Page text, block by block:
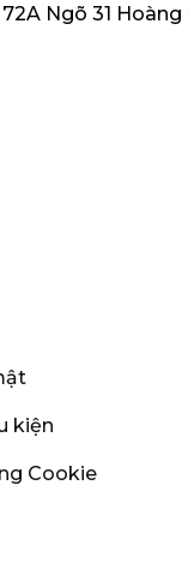
72A Ngõ 31 Hoàng
kiện
Cookie